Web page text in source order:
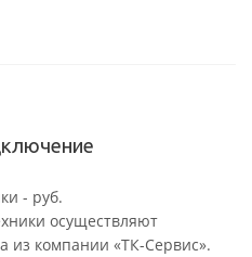
- руб.
осуществляют
из компании «ТК-Сервис».